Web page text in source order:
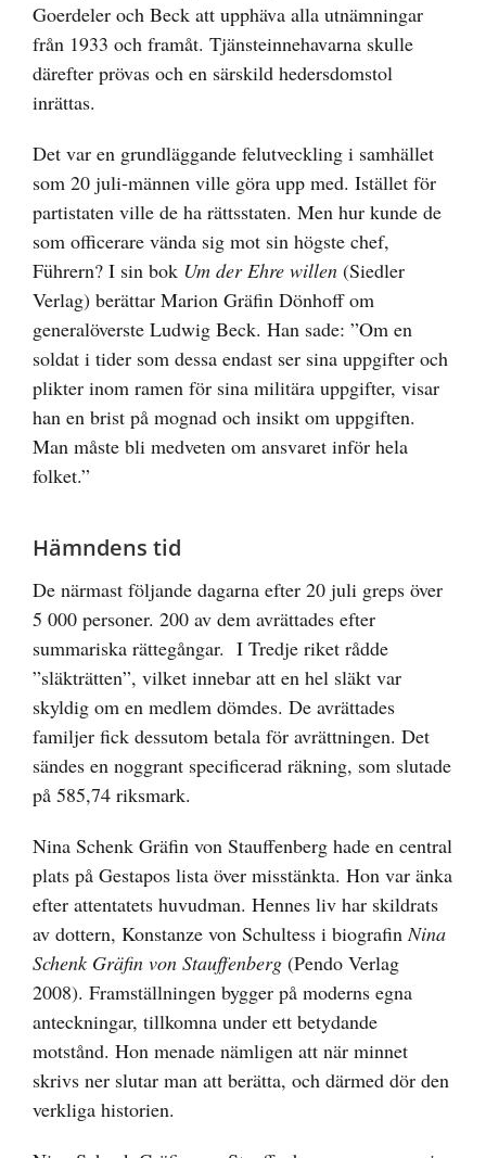
Goerdeler och Beck att upphäva alla utnämningar
från 1933 och framåt. Tjänsteinnehavarna skulle
därefter prövas och en särskild hedersdomstol
inrättas.
Det var en grundläggande felutveckling i samhället
som 20 juli-männen ville göra upp med. Istället för
partistaten ville de ha rättsstaten. Men hur kunde de
som officerare vända sig mot sin högste chef,
Führern? I sin bok Um der Ehre willen (Siedler
Verlag) berättar Marion Gräfin Dönhoff om
generalöverste Ludwig Beck. Han sade: ”Om en
soldat i tider som dessa endast ser sina uppgifter och
plikter inom ramen för sina militära uppgifter, visar
han en brist på mognad och insikt om uppgiften.
Man måste bli medveten om ansvaret inför hela
folket.”
Hämndens tid
De närmast följande dagarna efter 20 juli greps över
5 000 personer. 200 av dem avrättades efter
summariska rättegångar. I Tredje riket rådde
”släkträtten”, vilket innebar att en hel släkt var
skyldig om en medlem dömdes. De avrättades
familjer fick dessutom betala för avrättningen. Det
sändes en noggrant specificerad räkning, som slutade
på 585,74 riksmark.
Nina Schenk Gräfin von Stauffenberg hade en central
plats på Gestapos lista över misstänkta. Hon var änka
efter attentatets huvudman. Hennes liv har skildrats
av dottern, Konstanze von Schultess i biografinNina
Schenk Gräfin von Stauffenberg (Pendo Verlag
2008). Framställningen bygger på moderns egna
anteckningar, tillkomna under ett betydande
motstånd. Hon menade nämligen att när minnet
skrivs ner slutar man att berätta, och därmed dör den
verkliga historien.